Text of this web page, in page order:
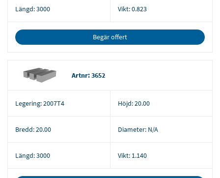
Längd:3000 Vikt:0.823
Begär offert
Artnr: 3652
Legering:2007T4 Höjd:20.00
Bredd:20.00 Diameter: N/A
Längd:3000 Vikt: 1.140